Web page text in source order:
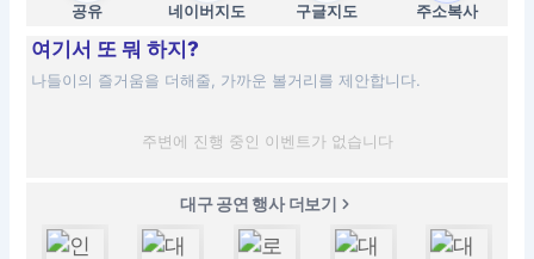
공유 네이버지도 구글지도 주소복사
여기서 또 뭐 하지?
나들이의 즐거움을 더해줄, 가까운 볼거리를 제안합니다.
주변에 진행 중인 이벤트가 없습니다
대구 공연 행사 더보기